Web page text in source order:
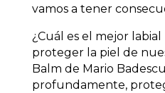
vamos a tener
¿Cuál es el mejor
proteger la piel de
Balm de Mario
profundamente,